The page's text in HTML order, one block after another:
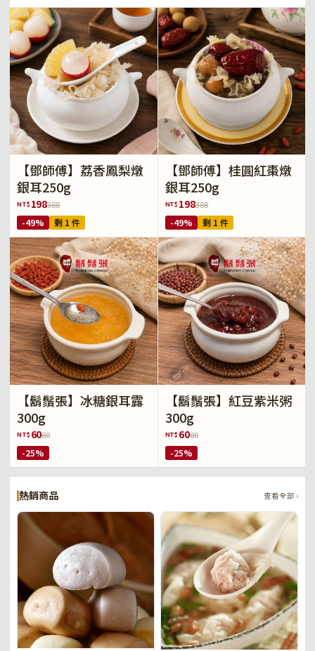
【鄧師傅】荔香鳳梨燉
銀耳250g
NT$ 198388
-49% 剩 1 件
【鄧師傅】桂圓紅棗燉
銀耳250g
NT$ 198388
-49% 剩 1 件
【鬍鬚張】冰糖銀耳露
300g
NT$ 6080
-25%
【鬍鬚張】紅豆紫米粥
300g
NT$ 6080
-25%
熱銷商品 查看全部 ›